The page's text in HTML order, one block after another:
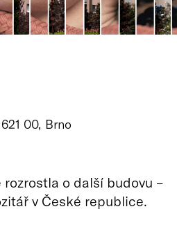
00, Brno
o další budovu –
v České republice.